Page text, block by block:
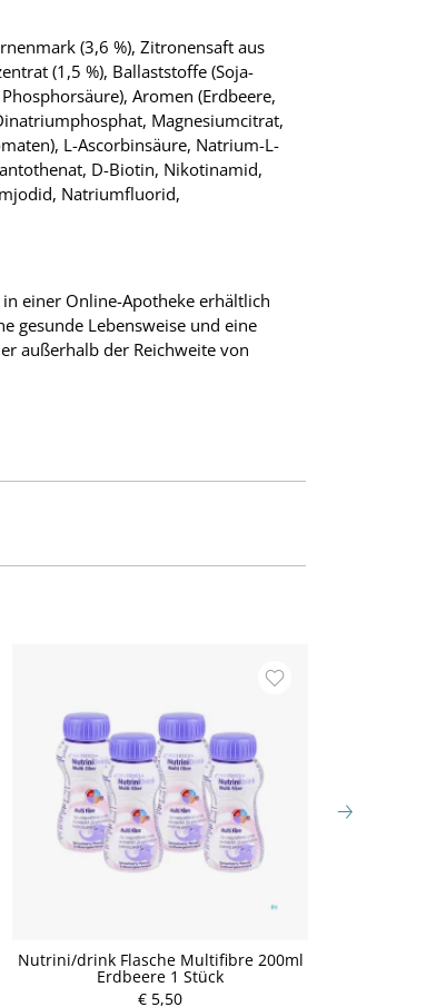
(3,6 %), Zitronensaft aus
(1,5 %), Ballaststoffe (Soja-
Aromen (Erdbeere,
Magnesiumcitrat,
L-Ascorbinsäure, Natrium-L-
D-Biotin, Nikotinamid,
Natriumfluorid,
einer Online-Apotheke erhältlich
gesunde Lebensweise und eine
außerhalb der Reichweite von
Nutrini/drink Flasche Multifibre 200ml
Erdbeere 1 Stück
€ 5,50P